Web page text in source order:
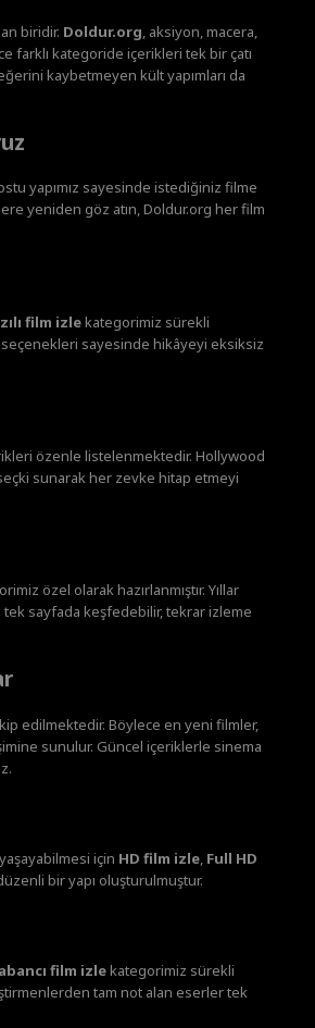
biridir. Doldur.org, aksiyon, macera,
farklı kategoride içerikleri tek bir çatı
kaybetmeyen kült yapımları da
yapımız sayesinde istediğiniz filme
yeniden göz atın, Doldur.org her film
film izlekategorimiz sürekli
seçenekleri sayesinde hikâyeyi eksiksiz
özenle listelenmektedir. Hollywood
sunarak her zevke hitap etmeyi
özel olarak hazırlanmıştır. Yıllar
sayfada keşfedebilir, tekrar izleme
edilmektedir. Böylece en yeni filmler,
sunulur. Güncel içeriklerle sinema
için HD film izle, Full HD
bir yapı oluşturulmuştur.
film izlekategorimiz sürekli
tam not alan eserler tek